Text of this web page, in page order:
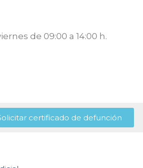
de 09:00 a 14:00 h.
certificado de defunción